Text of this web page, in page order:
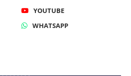
YOUTUBE
WHATSAPP